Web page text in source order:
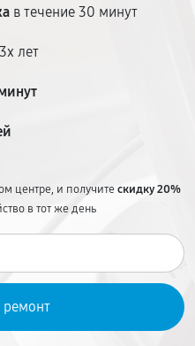
в течение 30 минут
лет
центре, и получитескидку 20%
в тот же день